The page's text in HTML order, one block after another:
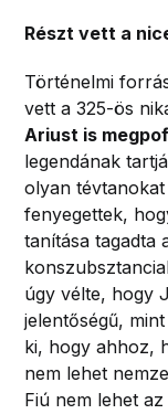
Részt vett a
Történelmi
vett a 325-ös
Ariust is
legendának
olyan
fenyegettek,
tanítása tagadta
úgy vélte, hogy
jelentőségű,
ki, hogy ahhoz,
nem lehet
Fiú nem lehet